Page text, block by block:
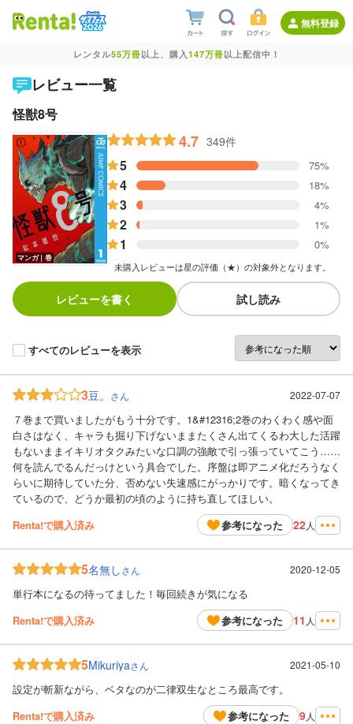
無料登録
レンタル55万冊以上、購入147万冊以上配信中！
レビュー一覧
怪獣8号
マンガ｜巻
4.7 349件
5 75%
4 18%
3 4%
2 1%
1 0%
未購入レビューは星の評価（★）の対象外となります。
レビューを書く 試し読み
すべてのレビューを表示
3豆。 さん 2022-07-07
７巻まで買いましたがもう十分です。1&#12316;2巻のわくわく感や面
白さはなく、キャラも掘り下げないままたくさん出てくるわ大した活躍
もないままイキリオタクみたいな口調の強敵で引っ張っていてこう……
何を読んでるんだっけという具合でした。序盤は即アニメ化だろうなく
らいに期待していた分、否めない失速感にがっかりです。暗くなってき
ているので、どうか最初の頃のように持ち直してほしい。
Renta!で購入済み
参考になった 22人
5名無しさん 2020-12-05
単行本になるの待ってました！毎回続きが気になる
Renta!で購入済み
参考になった 11 人
5Mikuriyaさん 2021-05-10
設定が斬新ながら、ベタなのが二律双生なところ最高です。
Renta!で購入済み
参考になった 9人